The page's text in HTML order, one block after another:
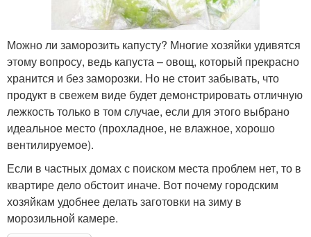
Можно ли заморозить капусту? Многие хозяйки удивятся
этому вопросу, ведь капуста – овощ, который прекрасно
хранится и без заморозки. Но не стоит забывать, что
продукт в свежем виде будет демонстрировать отличную
лежкость только в том случае, если для этого выбрано
идеальное место (прохладное, не влажное, хорошо
вентилируемое).
Если в частных домах с поиском места проблем нет, то в
квартире дело обстоит иначе. Вот почему городским
хозяйкам удобнее делать заготовки на зиму в
морозильной камере.